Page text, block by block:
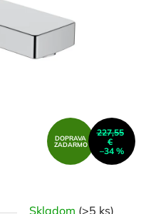
Skladom (>5 ks)
DOPRAVA
ZADARMO
227,55
€
–34 %